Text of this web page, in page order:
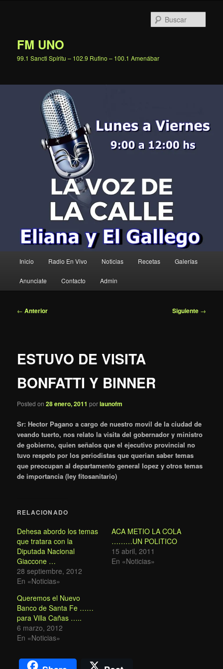
FM UNO
99.1 Sancti Spíritu – 102.9 Rufino – 100.1 Amenábar
principal
Inicio Radio En Vivo Noticias Recetas Galerías
Anunciate Contacto Admin
Navegación
← Anterior Siguiente →
ESTUVO DE VISITA
BONFATTI Y BINNER
Posted on28 enero, 2011 porlaunofm
Sr: Hector Pagano a cargo de nuestro movil de la ciudad de
veando tuerto, nos relato la visita del gobernador y ministro
de gobierno, quien señalos que el ejecutivo provincial no
tuvo respeto por los periodistas que querian saber temas
que preocupan al departamento general lopez y otros temas
de importancia (ley fitosanitario)
RELACIONADO
Dehesa abordo los temas
que tratara con la
Diputada Nacional
Giaccone …
28 septiembre, 2012
En «Noticias»
ACA METIO LA COLA
………UN POLITICO
15 abril, 2011
En «Noticias»
Queremos el Nuevo
Banco de Santa Fe ……
para Villa Cañas …..
6 marzo, 2012
En «Noticias»